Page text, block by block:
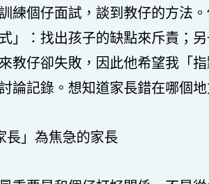
練個仔面試，談到教仔的方法
」：找出孩子的缺點來斥責；
教仔卻失敗，因此他希望我「
論記錄。想知道家長錯在哪個
長」為焦急的家長